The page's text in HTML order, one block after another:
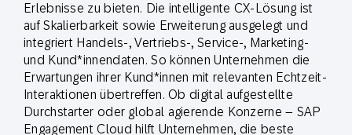
Erlebnisse zu bieten. Die intelligente CX-Lösung ist
auf Skalierbarkeit sowie Erweiterung ausgelegt und
integriert Handels-, Vertriebs-, Service-, Marketing-
und Kund*innendaten. So können Unternehmen die
Erwartungen ihrer Kund*innen mit relevanten Echtzeit-
Interaktionen übertreffen. Ob digital aufgestellte
Durchstarter oder global agierende Konzerne – SAP
Engagement Cloud hilft Unternehmen, die beste